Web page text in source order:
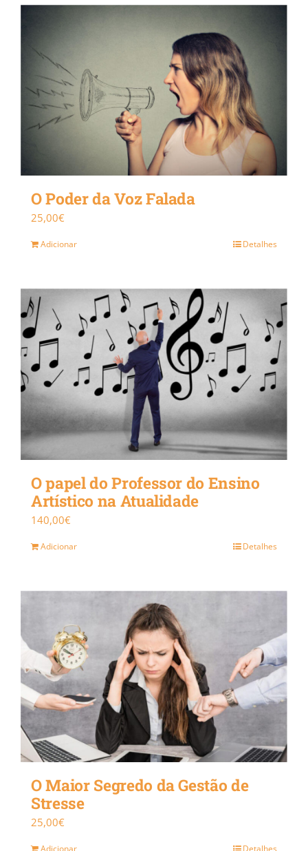
O Poder da Voz Falada
25,00€
Adicionar Detalhes
O papel do Professor do Ensino
Artístico na Atualidade
140,00€
Adicionar Detalhes
O Maior Segredo da Gestão de
Stresse
25,00€
Adicionar Detalhes